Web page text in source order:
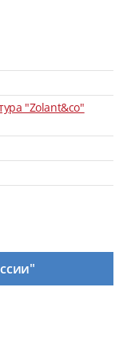
"Zolant&co"